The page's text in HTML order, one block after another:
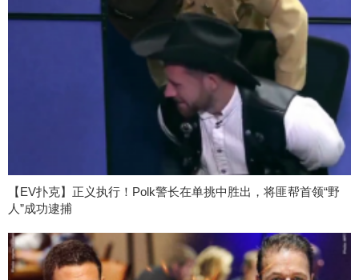
【EV扑克】正义执行！Polk警长在单挑中胜出，将匪帮首领“野
人”成功逮捕